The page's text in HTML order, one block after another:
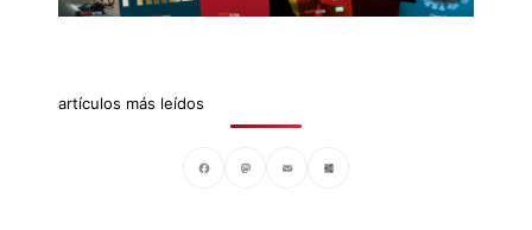
artículos más leídos